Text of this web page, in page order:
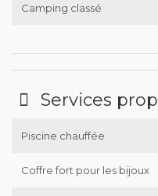
Camping classé
Services
Piscine chauffée
Coffre fort pour les bijoux